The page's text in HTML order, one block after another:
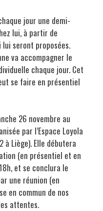
jour une demi-
lui, à partir de
seront proposées.
va accompagner le
chaque jour. Cet
se faire en présentiel
26 novembre au
par l’Espace Loyola
Liège). Elle débutera
(en présentiel et en
et se conclura le
une réunion (en
en commun de nos
attentes.